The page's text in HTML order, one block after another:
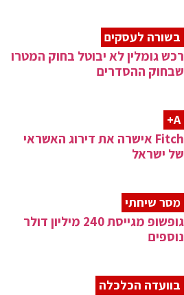
בשורה לעסקים
רכש גומלין לא יבוטל בחוק המטרו
שבחוק ההסדרים
A+
Fitch אישרה את דירוג האשראי
של ישראל
מסר שיחתי
גופשופ מגייסת 240 מיליון דולר
נוספים
בוועדה הכלכלה